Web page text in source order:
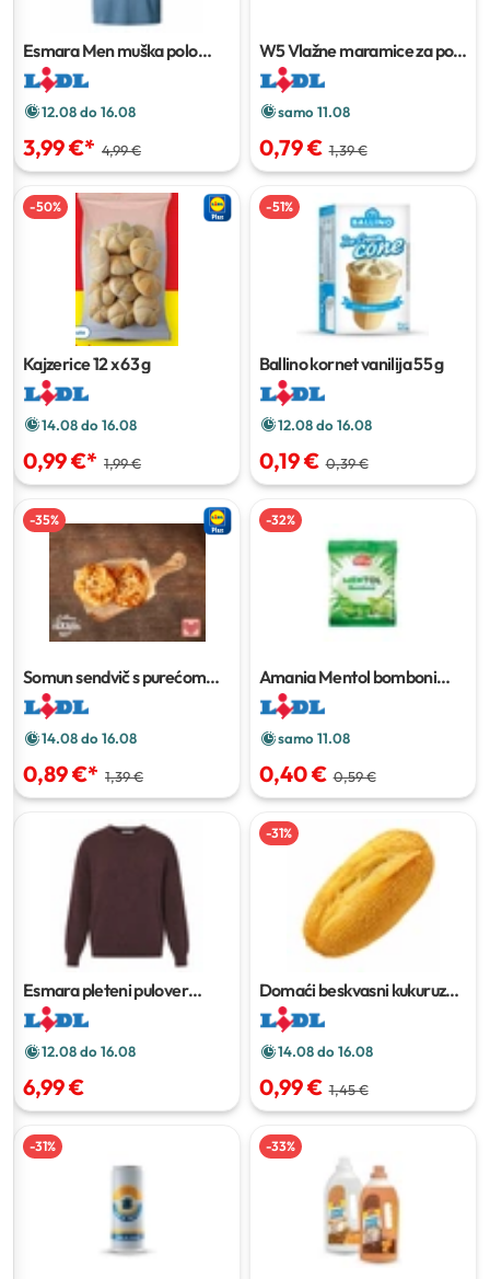
Esmara Men muška polo
majica
12.08 do 16.08
3,99 €* 4,99 €
W5 Vlažne maramice za pod
15 kom
samo 11.08
0,79 € 1,39 €
-50%
Kajzerice12 x 63 g
14.08 do 16.08
0,99 €* 1,99 €
-51%
Ballino kornet vanilija55 g
12.08 do 16.08
0,19 € 0,39 €
-35%
Somun sendvič s purećom
šunkom i sirom
14.08 do 16.08
0,89 €* 1,39 €
-32%
Amania Mentol bomboni
100 g
samo 11.08
0,40 € 0,59 €
Esmara pleteni pulover
Komad
12.08 do 16.08
6,99 €
-31%
Domaći beskvasni kukuruzni
kruh400 g
14.08 do 16.08
0,99 € 1,45 €
-31% -33%